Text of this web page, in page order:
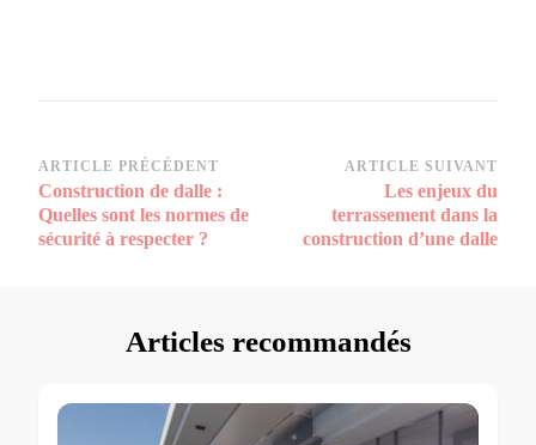
Navigation
d’article
ARTICLE PRÉCÉDENT
Construction de dalle :
Quelles sont les normes de
sécurité à respecter ?
ARTICLE SUIVANT
Les enjeux du
terrassement dans la
construction d’une dalle
Articles recommandés